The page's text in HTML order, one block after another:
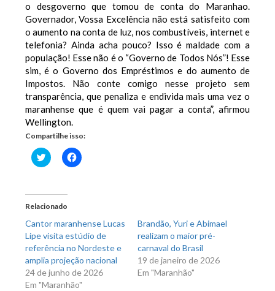
o desgoverno que tomou de conta do Maranhao.
Governador, Vossa Excelência não está satisfeito com
o aumento na conta de luz, nos combustíveis, internet e
telefonia? Ainda acha pouco? Isso é maldade com a
população! Esse não é o “Governo de Todos Nós”! Esse
sim, é o Governo dos Empréstimos e do aumento de
Impostos. Não conte comigo nesse projeto sem
transparência, que penaliza e endivida mais uma vez o
maranhense que é quem vai pagar a conta”, afirmou
Wellington.
Compartilhe isso:
Clique
para
em
nova
janela)
Clique
para
Relacionado
Cantor maranhense Lucas
Lipe visita estúdio de
referência no Nordeste e
amplia projeção nacional
24 de junho de 2026
Em "Maranhão"
Brandão, Yuri e Abimael
realizam o maior pré-
carnaval do Brasil
19 de janeiro de 2026
Em "Maranhão"